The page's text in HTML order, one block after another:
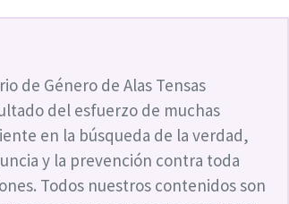
de Género de Alas Tensas
del esfuerzo de muchas
en la búsqueda de la verdad,
y la prevención contra toda
Todos nuestros contenidos son